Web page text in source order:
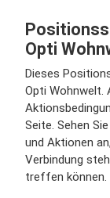
Opti
Dieses
Opti Wohnwelt.
Seite. Sehen
und Aktionen
Verbindung
treffen können.